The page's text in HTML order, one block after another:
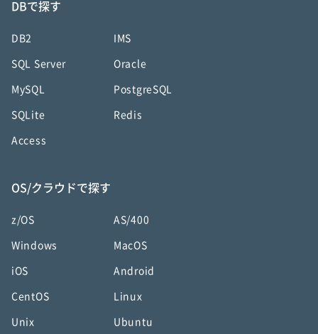
DBで探す
DB2 IMS
SQL Server Oracle
MySQL PostgreSQL
SQLite Redis
Access
OS/クラウドで探す
z/OS AS/400
Windows MacOS
iOS Android
CentOS Linux
Unix Ubuntu